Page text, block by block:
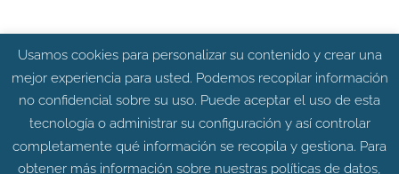
Usamos cookies para personalizar su contenido y crear una
mejor experiencia para usted. Podemos recopilar información
no confidencial sobre su uso. Puede aceptar el uso de esta
tecnología o administrar su configuración y así controlar
completamente qué información se recopila y gestiona. Para
obtener más información sobre nuestras políticas de datos,